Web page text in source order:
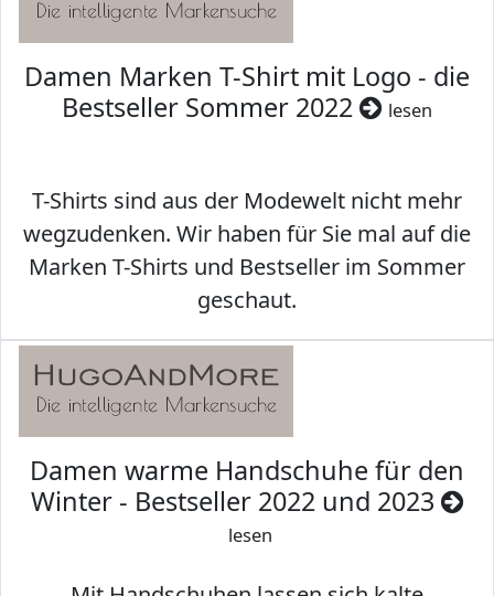
Damen Marken T-Shirt mit Logo - die
Bestseller Sommer 2022
lesen
T-Shirts sind aus der Modewelt nicht mehr
wegzudenken. Wir haben für Sie mal auf die
Marken T-Shirts und Bestseller im Sommer
geschaut.
Damen warme Handschuhe für den
Winter - Bestseller 2022 und 2023
lesen